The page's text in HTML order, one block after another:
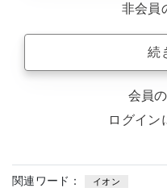
非会員
続
会員
ログイン
関連ワード： イオン